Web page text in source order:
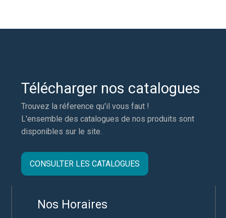
Télécharger nos catalogues
Trouvez la réference qu'il vous faut !
L'ensemble des catalogues de nos produits sont
disponibles sur le site.
CONSULTER LES CATALOGUES
Nos Horaires